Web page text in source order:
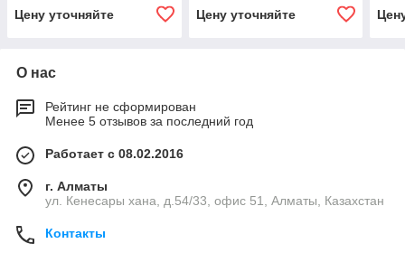
трёхфазный 380В
Цену уточняйте Цену уточняйте
О нас
Рейтинг не сформирован
Менее 5 отзывов за последний год
Работает с 08.02.2016
г. Алматы
ул. Кенесары хана, д.54/33, офис 51, Алматы, Казахстан
Контакты